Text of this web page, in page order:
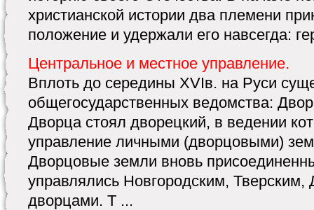
христианской истории два племени
положение и удержали его навсегда:
Центральное и местное управление.
Вплоть до середины XVIв. на Руси
общегосударственных ведомства:
Дворца стоял дворецкий, в ведении
управление личными (дворцовыми)
Дворцовые земли вновь
управлялись Новгородским, Тверским,
дворцами. Т ...